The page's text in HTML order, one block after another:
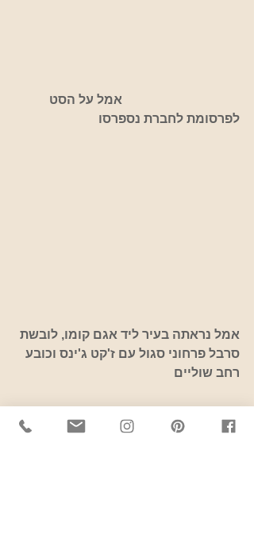
                                     אמל על הסט
לפרסומת לחברת נספרסו
אמל נראתה בעיר ליד אגם קומו, לובשת
סרבל פרחוני סגול עם ז'קט ג'ינס וכובע
רחב שוליים